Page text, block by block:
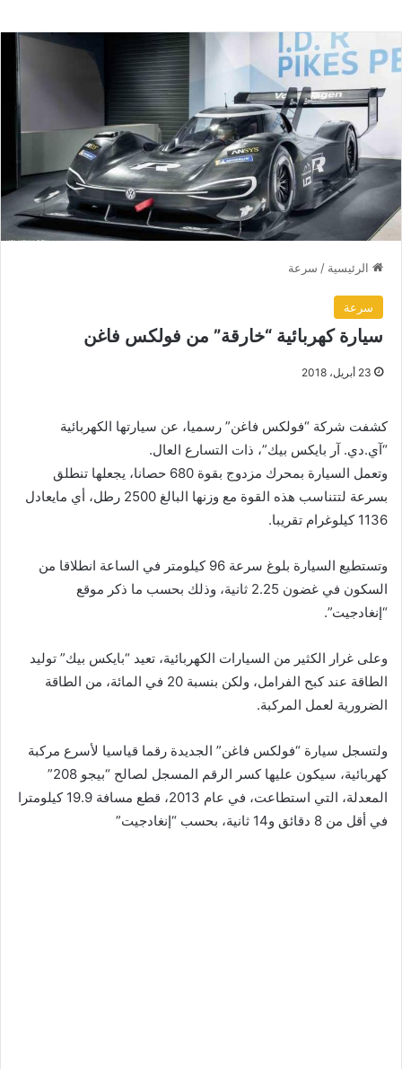
الرئيسية / سرعة
سرعة
سيارة كهربائية “خارقة” من فولكس فاغن
23 أبريل، 2018
كشفت شركة “فولكس فاغن” رسميا، عن سيارتها الكهربائية
“آي.دي. آر بايكس بيك”، ذات التسارع العال.
وتعمل السيارة بمحرك مزدوج بقوة 680 حصانا، يجعلها تنطلق
بسرعة لتتناسب هذه القوة مع وزنها البالغ 2500 رطل، أي مايعادل
1136 كيلوغرام تقريبا.
وتستطيع السيارة بلوغ سرعة 96 كيلومتر في الساعة انطلاقا من
السكون في غضون 2.25 ثانية، وذلك بحسب ما ذكر موقع
“إنغادجيت”.
وعلى غرار الكثير من السيارات الكهربائية، تعيد “بايكس بيك” توليد
الطاقة عند كبح الفرامل، ولكن بنسبة 20 في المائة، من الطاقة
الضرورية لعمل المركبة.
ولتسجل سيارة “فولكس فاغن” الجديدة رقما قياسيا لأسرع مركبة
كهربائية، سيكون عليها كسر الرقم المسجل لصالح “بيجو 208”
المعدلة، التي استطاعت، في عام 2013، قطع مسافة 19.9 كيلومترا
في أقل من 8 دقائق و14 ثانية، بحسب “إنغادجيت”